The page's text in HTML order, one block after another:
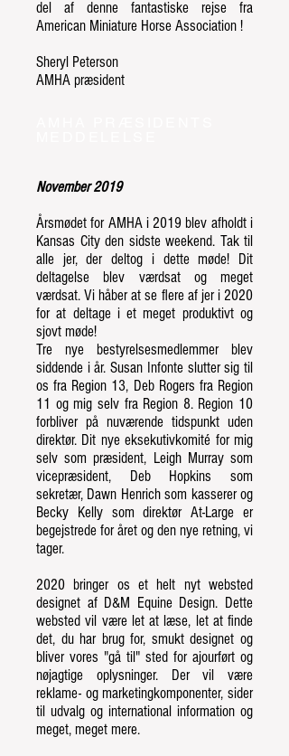
del af denne fantastiske rejse fra
American Miniature Horse Association !
Sheryl Peterson
AMHA præsident
November 2019
Årsmødet for AMHA i 2019 blev afholdt i
Kansas City den sidste weekend. Tak til
alle jer, der deltog i dette møde! Dit
deltagelse blev værdsat og meget
værdsat. Vi håber at se flere af jer i 2020
for at deltage i et meget produktivt og
sjovt møde!
Tre nye bestyrelsesmedlemmer blev
siddende i år. Susan Infonte slutter sig til
os fra Region 13, Deb Rogers fra Region
11 og mig selv fra Region 8. Region 10
forbliver på nuværende tidspunkt uden
direktør. Dit nye eksekutivkomité for mig
selv som præsident, Leigh Murray som
vicepræsident, Deb Hopkins som
sekretær, Dawn Henrich som kasserer og
Becky Kelly som direktør At-Large er
begejstrede for året og den nye retning, vi
tager.
2020 bringer os et helt nyt websted
designet af D&M Equine Design. Dette
websted vil være let at læse, let at finde
det, du har brug for, smukt designet og
bliver vores "gå til" sted for ajourført og
nøjagtige oplysninger. Der vil være
reklame- og marketingkomponenter, sider
til udvalg og international information og
meget, meget mere.